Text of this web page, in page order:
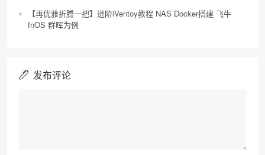
【再优雅折腾一把】进阶iVentoy教程 NAS Docker搭建 飞牛
fnOS 群晖为例
发布评论